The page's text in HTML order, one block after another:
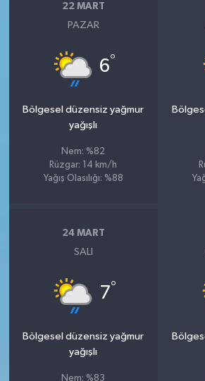
22 MART
PAZAR
6°
Bölgesel düzensiz yağmur
yağışlı
Nem: %82
Rüzgar: 14 km/h
Yağış Olasılığı: %88
24 MART
SALI
7°
Bölgesel düzensiz yağmur
yağışlı
Nem: %83